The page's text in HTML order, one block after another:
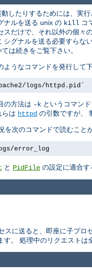
したりするためには、実行
ナルを送る unix の kill コ
スだけで、それ以外の個
グナルを送る必要すら
は続きをご覧下さい。
うなコマンドを発行して
logs/httpd.pid`
の方法は -k というコマン
らは httpd の引数ですが、
を次のコマンドで読むこと
error_log
と PidFile の設定に適合す
スに送ると、即座に子プ
。 処理中のリクエスト